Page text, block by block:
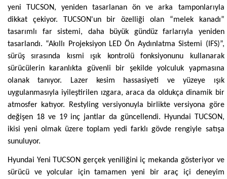
yeni TUCSON, yeniden tasarlanan ön ve arka tamponlarıyla
dikkat çekiyor. TUCSON'un bir özelliği olan “melek kanadı”
tasarımlı far sistemi, daha büyük gündüz farlarıyla yeniden
tasarlandı. “Akıllı Projeksiyon LED Ön Aydınlatma Sistemi (IFS)”,
sürüş sırasında kısmi ışık kontrolü fonksiyonunu kullanarak
sürücülerin karanlıkta güvenli bir şekilde yolculuk yapmasına
olanak tanıyor. Lazer kesim hassasiyeti ve yüzeye ışık
uygulanmasıyla iyileştirilen ızgara, araca da oldukça dinamik bir
atmosfer katıyor. Restyling versiyonuyla birlikte versiyona göre
değişen 18 ve 19 inç jantlar da güncellendi. Hyundai TUCSON,
ikisi yeni olmak üzere toplam yedi farklı gövde rengiyle satışa
sunuluyor.
Hyundai Yeni TUCSON gerçek yeniliğini iç mekanda gösteriyor ve
sürücü ve yolcular için tamamen yeni bir araç içi deneyim